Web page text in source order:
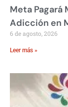
Meta Pagará
Adicción en
6 de agosto, 2026
Leer más »